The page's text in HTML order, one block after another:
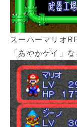
スーパーマリオ
「あやかゲイ」